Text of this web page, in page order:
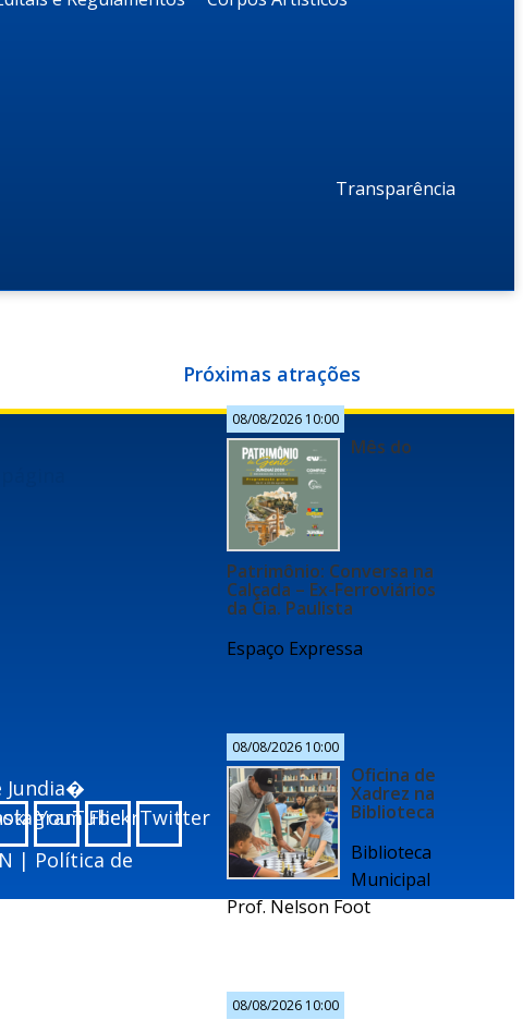
Transparência
Próximas atrações
08/08/2026 10:00
Mês do
Patrimônio: Conversa na
Calçada – Ex-Ferroviários
da Cia. Paulista
Espaço Expressa
08/08/2026 10:00
Oficina de
Xadrez na
Biblioteca
Biblioteca
Municipal
Prof. Nelson Foot
08/08/2026 10:00
Jundia�
YouTube
FlickrTwitter
| Política de